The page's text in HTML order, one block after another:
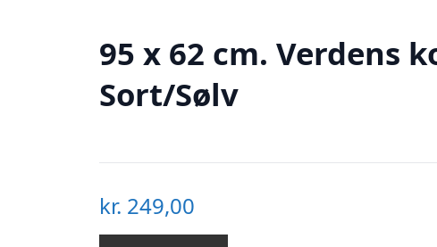
95 x 62 cm. Verdens
Sort/Sølv
kr. 249,00